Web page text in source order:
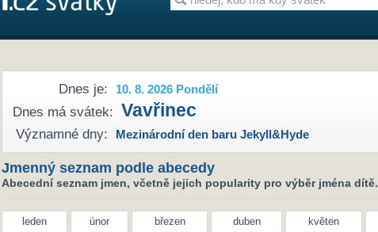
Dnes je: 10. 8. 2026 Pondělí
Dnes má svátek: Vavřinec
Významné dny: Mezinárodní den baru Jekyll&Hyde
Jmenný seznam podle abecedy
Abecední seznam jmen, včetně jejich popularity pro výběr jména dítě.
leden únor březen duben květen